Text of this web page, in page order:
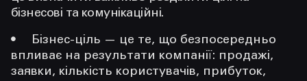
бізнесові та комунікаційні.
Бізнес-ціль — це те, що безпосередньо
впливає на результати компанії: продажі,
заявки, кількість користувачів, прибуток,